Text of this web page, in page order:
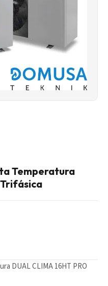
Temperatura
Trifásica
DUAL CLIMA 16HT PRO